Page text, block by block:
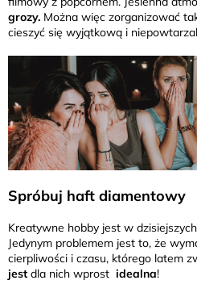
grozy. Można więc zorganizować
cieszyć się wyjątkową i
Spróbuj haft diamentowy
Kreatywne hobby jest w
Jedynym problemem jest to, że
cierpliwości i czasu, którego latem
jest dla nich wprost idealna!